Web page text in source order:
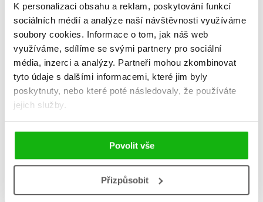
K personalizaci obsahu a reklam, poskytování funkcí
sociálních médií a analýze naší návštěvnosti využíváme
soubory cookies. Informace o tom, jak náš web
využíváme, sdílíme se svými partnery pro sociální
média, inzerci a analýzy. Partneři mohou zkombinovat
tyto údaje s dalšími informacemi, které jim byly
poskytnuty, nebo které poté následovaly, že používáte
jejich služby.
Povolit vše
Přizpůsobit